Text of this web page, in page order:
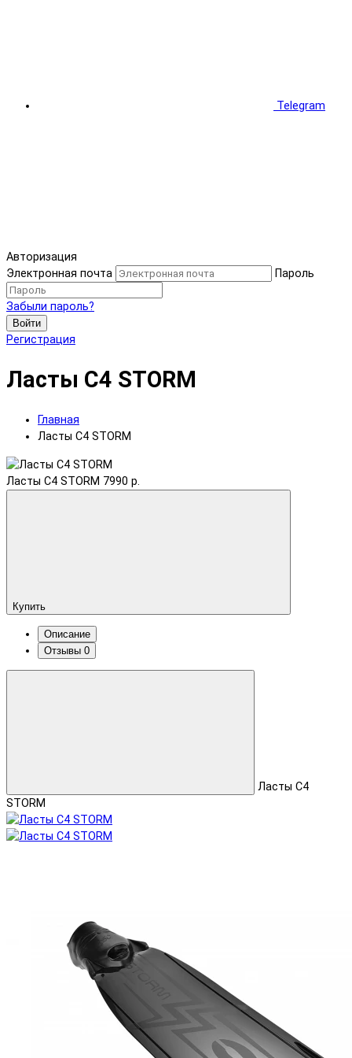
Telegram
Авторизация
Электронная почта
Пароль
Забыли пароль?
Войти
Регистрация
Ласты C4 STORM
Главная
Ласты C4 STORM
Ласты C4 STORM 7990 р.
Купить
Описание
Отзывы 0
Ласты C4
STORM